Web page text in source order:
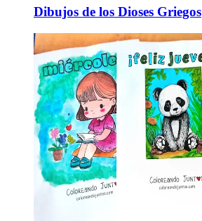
Dibujos de los Dioses Griegos